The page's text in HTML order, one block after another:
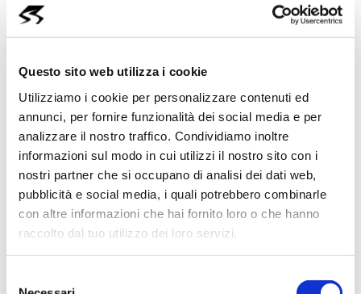
Questo sito web utilizza i cookie
Utilizziamo i cookie per personalizzare contenuti ed
annunci, per fornire funzionalità dei social media e per
analizzare il nostro traffico. Condividiamo inoltre
informazioni sul modo in cui utilizzi il nostro sito con i
nostri partner che si occupano di analisi dei dati web,
pubblicità e social media, i quali potrebbero combinarle
con altre informazioni che hai fornito loro o che hanno
raccolto dal tuo utilizzo dei loro servizi.
Perfekt
Cosa Dicono i Nostri Clienti
di Noi
Savoldelli Auto Ltd.
4.6 (400)